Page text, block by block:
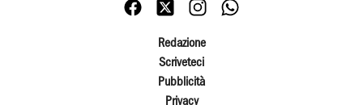
Redazione
Scriveteci
Pubblicità
Privacy